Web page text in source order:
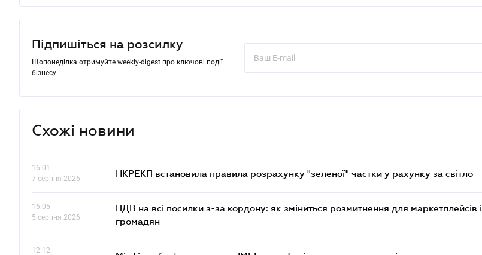
Підпишіться на розсилку
Щопонеділка отримуйте weekly-digest про ключові події
бізнесу
Схожі новини
16.01
7 серпня 2026
НКРЕКП встановила правила розрахунку "зеленої" частки у рахунку за світло
16.05
5 серпня 2026
ПДВ на всі посилки з-за кордону: як зміниться розмитнення для маркетплейсів і
громадян
12.12